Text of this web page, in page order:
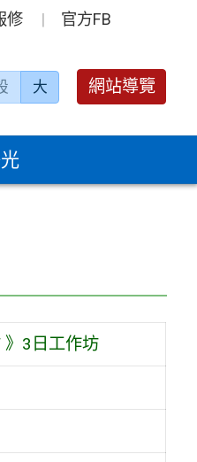
修 官方FB
大 網站導覽
》3日工作坊